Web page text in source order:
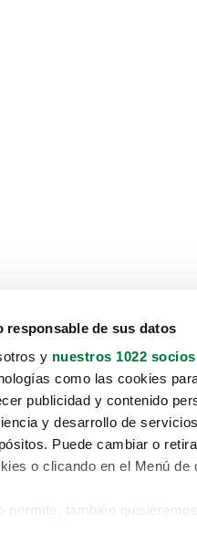
responsable de sus datos
y nuestros 1022 socios
como las cookies
publicidad y contenido
y desarrollo de
Puede cambiar o
o clicando en el Menú de
permite, también quisiéramos: